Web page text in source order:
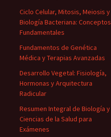
Ciclo Celular, Mitosis, Meiosis y
Biología Bacteriana: Conceptos
Fundamentales
Fundamentos de Genética
Médica y Terapias Avanzadas
Desarrollo Vegetal: Fisiología,
Hormonas y Arquitectura
Radicular
Resumen Integral de Biología y
Ciencias de la Salud para
Exámenes